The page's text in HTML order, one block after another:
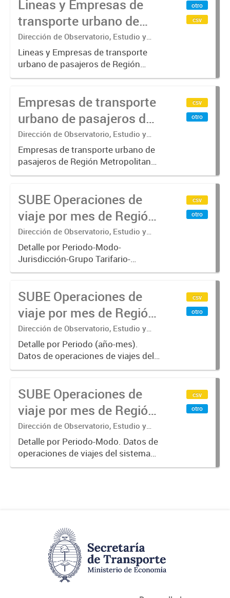
Lineas y Empresas de
transporte urbano de
pasajeros de Región
Metropolitana de
Buenos Aires - SUBE
Dirección de Observatorio, Estudio y
Sistemas – Ministerio de Transporte
Lineas y Empresas de transporte
urbano de pasajeros de Región
Metropolitana de Buenos Aires
metro y colectivos. Empresas que
operan con SUBE .-
otro
csv
Empresas de transporte
urbano de pasajeros de
Región Metropolitana de
Buenos Aires - SUBE
Dirección de Observatorio, Estudio y
Sistemas – Ministerio de Transporte
Empresas de transporte urbano de
pasajeros de Región Metropolitana
de Buenos Aires incluyendo trenes,
Empresas que operan con
SUBE_x000D_ .-
csv
otro
SUBE Operaciones de
viaje por mes de Región
Metropolitana de
Buenos Aires, agregado
Dirección de Observatorio, Estudio y
Sistemas – Ministerio de Transporte
Detalle por Periodo-Modo-
Jurisdicción-Grupo Tarifario-
Empresa-Línea. Datos de
único de boleto electrónico(SUBE)
para el periodo registrado desde
01/01/2013 hasta...
csv
otro
SUBE Operaciones de
viaje por mes de Región
Metropolitana de
Buenos Aires, agregado
por Mes
Dirección de Observatorio, Estudio y
Sistemas – Ministerio de Transporte
Detalle por Periodo (año-mes).
Datos de operaciones de viajes del
sistema único de boleto
registrado desde 01/01/2013 hasta
31/10/2019 para líneas de
transporte...
csv
otro
SUBE Operaciones de
viaje por mes de Región
Metropolitana de
Buenos Aires, agregado
por Periodo-Modo
Dirección de Observatorio, Estudio y
Sistemas – Ministerio de Transporte
Detalle por Periodo-Modo. Datos de
operaciones de viajes del sistema
único de boleto electrónico(SUBE)
csv
otro